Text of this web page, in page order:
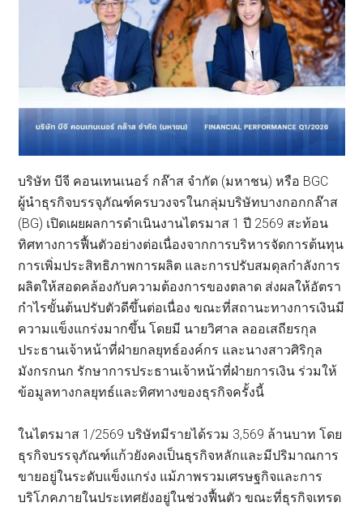
บริษัท บีจี คอนเทนเนอร์ กล๊าส จำกัด (มหาชน) หรือ BGC
ผู้นำธุรกิจบรรจุภัณฑ์ครบวงจรในกลุ่มบริษัทบางกอกกล๊าส
(BG) เปิดเผยผลการดำเนินงานไตรมาส 1 ปี 2569 สะท้อน
ทิศทางการฟื้นตัวอย่างต่อเนื่องจากการบริหารจัดการต้นทุน
การเพิ่มประสิทธิภาพการผลิต และการปรับสมดุลกำลังการ
ผลิตให้สอดคล้องกับความต้องการของตลาด ส่งผลให้อัตรา
กำไรขั้นต้นปรับตัวดีขึ้นต่อเนื่อง ขณะที่สถานะทางการเงินมี
ความแข็งแกร่งมากขึ้น โดยมี นายวิศาล ลออเสถียรกุล
ประธานเจ้าหน้าที่ฝ่ายกลยุทธ์องค์กร และนางสาวศิริกุล
มังกรกนก รักษาการประธานเจ้าหน้าที่ฝ่ายการเงิน ร่วมให้
ข้อมูลทางกลยุทธ์และทิศทางของธุรกิจครั้งนี้
ในไตรมาส 1/2569 บริษัทมีรายได้รวม 3,569 ล้านบาท โดย
ธุรกิจบรรจุภัณฑ์แก้วยังคงเป็นธุรกิจหลักและมีปริมาณการ
ขายอยู่ในระดับแข็งแกร่ง แม้ภาพรวมเศรษฐกิจและการ
บริโภคภายในประเทศยังอยู่ในช่วงฟื้นตัว ขณะที่ธุรกิจเทรด